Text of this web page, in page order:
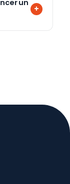
un